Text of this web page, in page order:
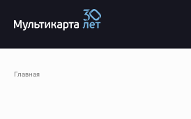
Главная